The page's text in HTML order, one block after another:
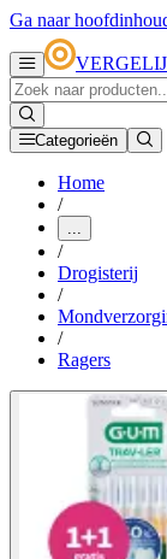
Ga naar
Categorieën
Home
/
...
/
Drogisterij
/
/
Ragers